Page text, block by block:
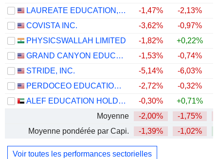
LAUREATE EDUCATION, INC.
-1,47% -2,13%
COVISTA INC.
-3,62% -0,97%
PHYSICSWALLAH LIMITED
-1,82%
+0,22%
GRAND CANYON EDUCATION, INC.
-1,53% -0,74%
STRIDE, INC.
-5,14% -6,03%
PERDOCEO EDUCATION CORPORATION
-2,72% -0,32%
ALEF EDUCATION HOLDING PLC
-0,30% +0,71%
Moyenne
-2,00% -1,75%
Moyenne pondérée par Capi.
-1,39% -1,02%
Voir toutes les performances sectorielles